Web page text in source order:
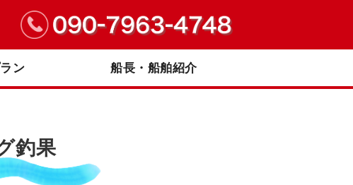
グ｜兵庫県明石市
ン 船長・船舶紹介
釣果